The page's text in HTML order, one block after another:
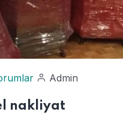
Admin
nakliyat